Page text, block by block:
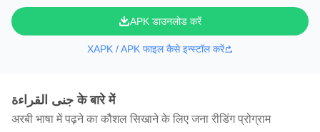
APK डाउनलोड करें
XAPK / APK फाइल कैसे इन्स्टॉल करें
جنى القراءة के बारे में
अरबी भाषा में पढ़ने का कौशल सिखाने के लिए जना रीडिंग प्रोग्राम